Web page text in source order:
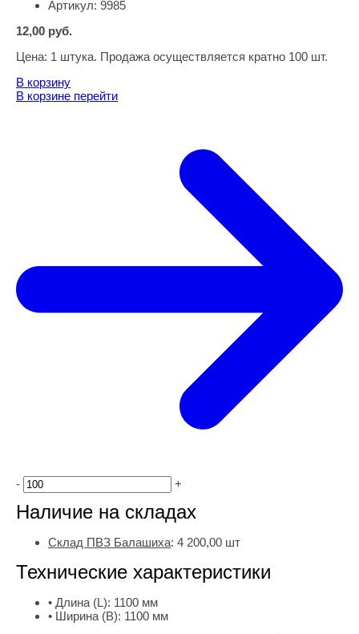
Артикул: 9985
12,00 руб.
Цена: 1 штука. Продажа осуществляется кратно 100 шт.
В корзину
В корзине перейти
- +
Наличие на складах
Склад ПВЗ Балашиха: 4 200,00 шт
Технические характеристики
• Длина (L): 1100 мм
• Ширина (B): 1100 мм